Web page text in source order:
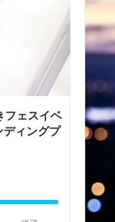
フェスイベ
ディングプ